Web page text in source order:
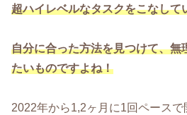
超ハイレベルなタスクをこなして
自分に合った方法を見つけて、無
たいものですよね！
2022年から1,2ヶ月に1回ペース